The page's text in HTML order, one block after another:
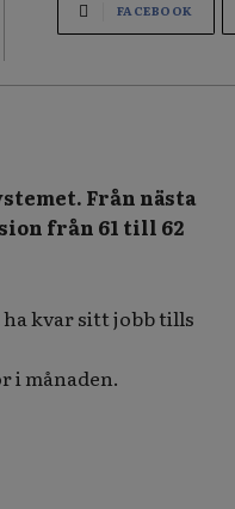
FACEBOOK
Från nästa
från 61 till 62
kvar sitt jobb tills
i månaden.